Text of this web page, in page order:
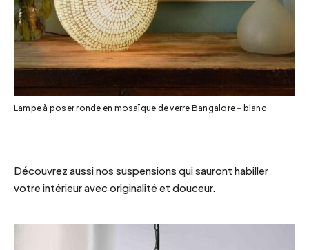
Lampe à poser ronde en mosaïque de verre Bangalore – blanc
Découvrez aussi nos suspensions qui sauront habiller
votre intérieur avec originalité et douceur.